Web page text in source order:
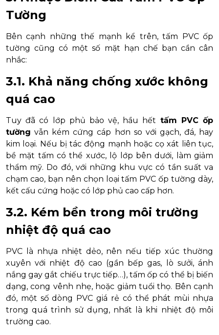
Tường
Bên cạnh những thế mạnh kể trên, tấm PVC ốp
tường cũng có một số mặt hạn chế bạn cần cân
nhắc:
3.1. Khả năng chống xước không
quá cao
Tuy đã có lớp phủ bảo vệ, hầu hết tấm PVC ốp
tường vẫn kém cứng cáp hơn so với gạch, đá, hay
kim loại. Nếu bị tác động mạnh hoặc cọ xát liên tục,
bề mặt tấm có thể xước, lộ lớp bên dưới, làm giảm
thẩm mỹ. Do đó, với những khu vực có tần suất va
chạm cao, bạn nên chọn loại tấm PVC ốp tường dày,
kết cấu cứng hoặc có lớp phủ cao cấp hơn.
3.2. Kém bền trong môi trường
nhiệt độ quá cao
PVC là nhựa nhiệt dẻo, nên nếu tiếp xúc thường
xuyên với nhiệt độ cao (gần bếp gas, lò sưởi, ánh
nắng gay gắt chiếu trực tiếp…), tấm ốp có thể bị biến
dạng, cong vênh nhẹ, hoặc giảm tuổi thọ. Bên cạnh
đó, một số dòng PVC giá rẻ có thể phát mùi nhựa
trong quá trình sử dụng, nhất là khi nhiệt độ môi
trường cao.